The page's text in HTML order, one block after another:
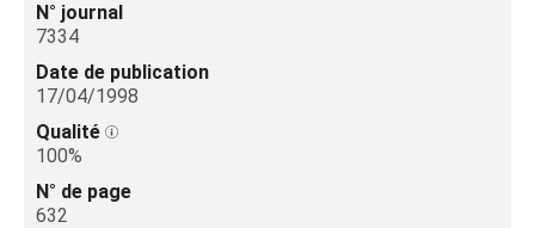
N° journal
7334
Date de publication
17/04/1998
Qualité
100%
N° de page
632